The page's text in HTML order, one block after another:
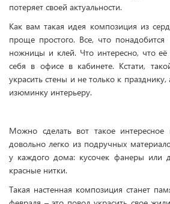
потеряет своей актуальности.
Как вам такая идея композиция из
проще простого. Все, что
ножницы и клей. Что интересно, что
себя в офисе в кабинете. Кстати,
украсить стены и не только к
изюминку интерьеру.
Можно сделать вот такое интересное
довольно легко из подручных
у каждого дома: кусочек фанеры или
красные нитки.
Такая настенная композиция станет